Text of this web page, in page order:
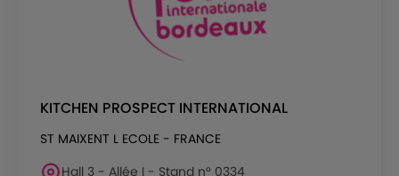
KITCHEN PROSPECT INTERNATIONAL
ST MAIXENT L ECOLE - FRANCE
Hall 3 - Allée I - Stand n° 0334